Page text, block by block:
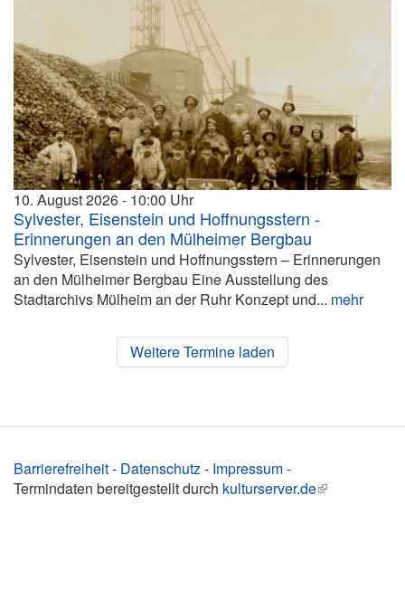
10. August 2026 10:00
Sylvester, Eisenstein und Hoffnungsstern -
Erinnerungen an den Mülheimer Bergbau
Sylvester, Eisenstein und Hoffnungsstern – Erinnerungen
an den Mülheimer Bergbau Eine Ausstellung des
Stadtarchivs Mülheim an der Ruhr Konzept und... mehr
Weitere Termine laden
Barrierefreiheit- Datenschutz - Impressum-
Termindaten bereitgestellt durch kulturserver.de